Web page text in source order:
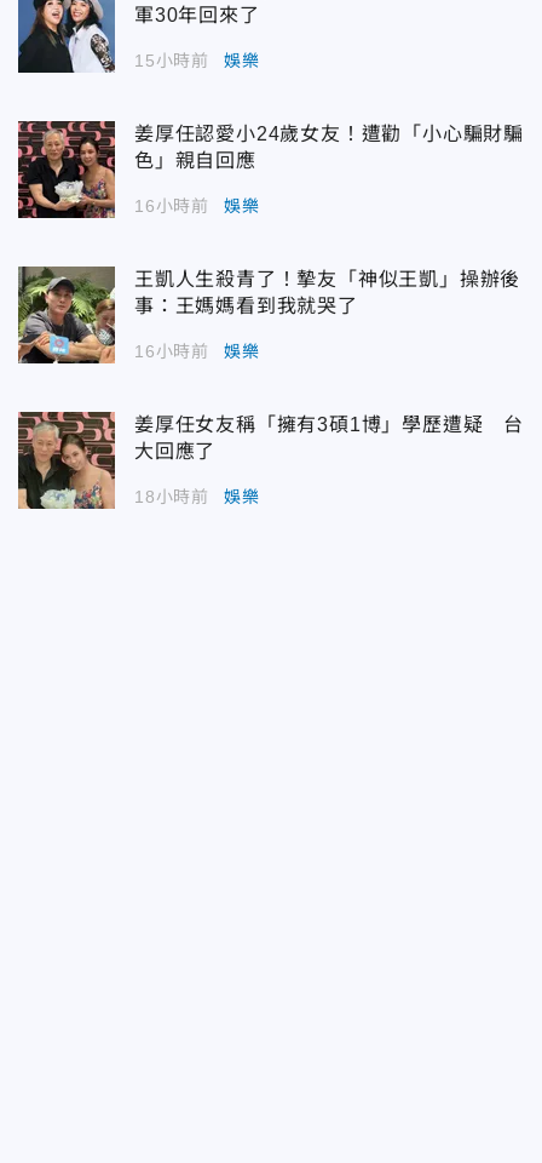
軍30年回來了
15小時前 娛樂
姜厚任認愛小24歲女友！遭勸「小心騙財騙
色」親自回應
16小時前 娛樂
王凱人生殺青了！摯友「神似王凱」操辦後
事：王媽媽看到我就哭了
16小時前 娛樂
姜厚任女友稱「擁有3碩1博」學歷遭疑 台
大回應了
18小時前 娛樂